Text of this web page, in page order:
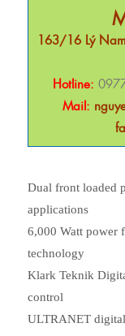
163/16 Lý
Hotline:
Mail:
Dual front loaded
applications
6,000 Watt power
technology
Klark Teknik
control
ULTRANET